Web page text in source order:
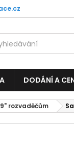
DODÁNÍ A
rozvaděčům